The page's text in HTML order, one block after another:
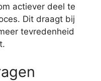
actiever deel te
Dit draagt bij
tevredenheid